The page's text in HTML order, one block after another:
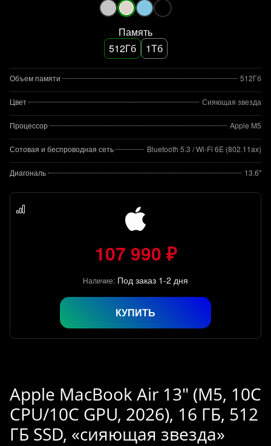
Память
512Гб
1Тб
Объем памяти 512Гб
Цвет Сияющая звезда
Процессор Apple M5
Сотовая и беспроводная сеть Bluetooth 5.3 / Wi-Fi 6E (802.11ax)
Диагональ 13.6"
107 990 ₽
Наличие: Под заказ 1-2 дня
КУПИТЬ
Apple MacBook Air 13" (M5, 10C
CPU/10C GPU, 2026), 16 ГБ, 512
ГБ SSD, «сияющая звезда»